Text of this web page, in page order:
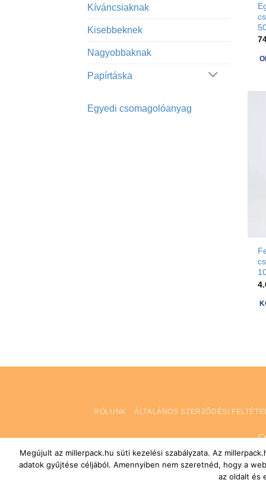
Kíváncsiaknak
Kisebbeknek
Nagyobbaknak
Papírtáska
Egyedi csomagolóanyag
RÓLUNK ÁLTALÁNOS SZERZŐDÉSI
Megújult az millerpack.hu süti kezelési szabályzata. Az
adatok gyűjtése céljából. Amennyiben nem szeretnéd, hogy a
az oldalt és